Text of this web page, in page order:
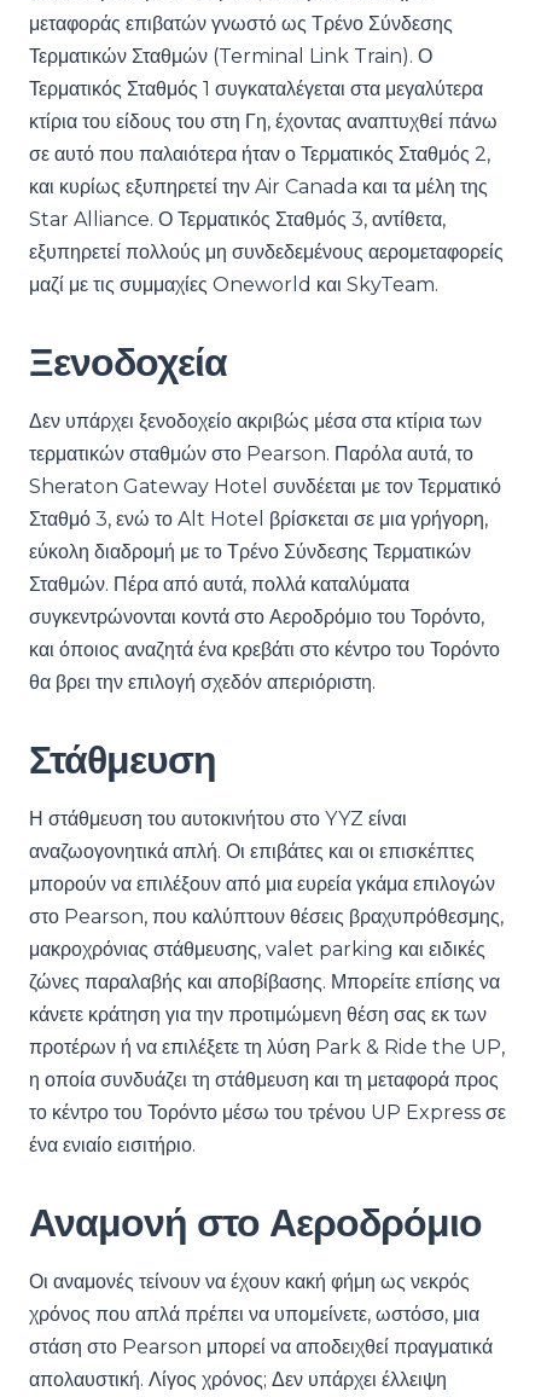
μεταφοράς επιβατών γνωστό ως Τρένο Σύνδεσης
Τερματικών Σταθμών (Terminal Link Train). Ο
Τερματικός Σταθμός 1 συγκαταλέγεται στα μεγαλύτερα
κτίρια του είδους του στη Γη, έχοντας αναπτυχθεί πάνω
σε αυτό που παλαιότερα ήταν ο Τερματικός Σταθμός 2,
και κυρίως εξυπηρετεί την Air Canada και τα μέλη της
Star Alliance. Ο Τερματικός Σταθμός 3, αντίθετα,
εξυπηρετεί πολλούς μη συνδεδεμένους αερομεταφορείς
μαζί με τις συμμαχίες Oneworld και SkyTeam.
Ξενοδοχεία
Δεν υπάρχει ξενοδοχείο ακριβώς μέσα στα κτίρια των
τερματικών σταθμών στο Pearson. Παρόλα αυτά, το
Sheraton Gateway Hotel συνδέεται με τον Τερματικό
Σταθμό 3, ενώ το Alt Hotel βρίσκεται σε μια γρήγορη,
εύκολη διαδρομή με το Τρένο Σύνδεσης Τερματικών
Σταθμών. Πέρα από αυτά, πολλά καταλύματα
συγκεντρώνονται κοντά στο Αεροδρόμιο του Τορόντο,
και όποιος αναζητά ένα κρεβάτι στο κέντρο του Τορόντο
θα βρει την επιλογή σχεδόν απεριόριστη.
Στάθμευση
Η στάθμευση του αυτοκινήτου στο YYZ είναι
αναζωογονητικά απλή. Οι επιβάτες και οι επισκέπτες
μπορούν να επιλέξουν από μια ευρεία γκάμα επιλογών
στο Pearson, που καλύπτουν θέσεις βραχυπρόθεσμης,
μακροχρόνιας στάθμευσης, valet parking και ειδικές
ζώνες παραλαβής και αποβίβασης. Μπορείτε επίσης να
κάνετε κράτηση για την προτιμώμενη θέση σας εκ των
προτέρων ή να επιλέξετε τη λύση Park & Ride the UP,
η οποία συνδυάζει τη στάθμευση και τη μεταφορά προς
το κέντρο του Τορόντο μέσω του τρένου UP Express σε
ένα ενιαίο εισιτήριο.
Αναμονή στο Αεροδρόμιο
Οι αναμονές τείνουν να έχουν κακή φήμη ως νεκρός
χρόνος που απλά πρέπει να υπομείνετε, ωστόσο, μια
στάση στο Pearson μπορεί να αποδειχθεί πραγματικά
απολαυστική. Λίγος χρόνος; Δεν υπάρχει έλλειψη